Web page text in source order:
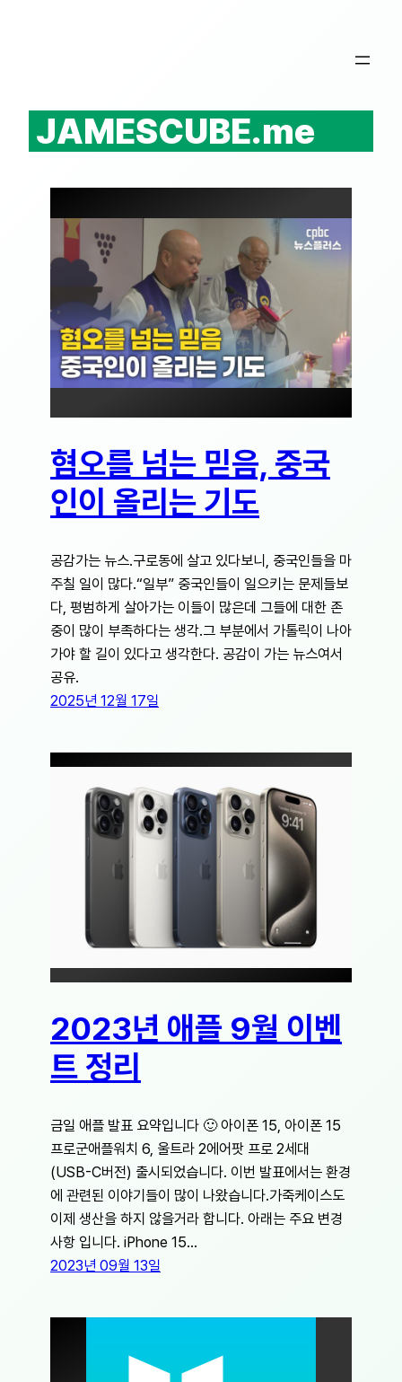
JAMESCUBE.me
혐오를 넘는 믿음, 중국
인이 올리는 기도
공감가는 뉴스.구로동에 살고 있다보니, 중국인들을 마
주칠 일이 많다.“일부” 중국인들이 일으키는 문제들보
다, 평범하게 살아가는 이들이 많은데 그들에 대한 존
중이 많이 부족하다는 생각.그 부분에서 가톨릭이 나아
가야 할 길이 있다고 생각한다. 공감이 가는 뉴스여서
공유.
2025년 12월 17일
2023년 애플 9월 이벤
트 정리
금일 애플 발표 요약입니다 🙂 아이폰 15, 아이폰 15
프로군애플워치 6, 울트라 2에어팟 프로 2세대
(USB-C버전) 출시되었습니다. 이번 발표에서는 환경
에 관련된 이야기들이 많이 나왔습니다.가죽케이스도
이제 생산을 하지 않을거라 합니다. 아래는 주요 변경
사항 입니다. iPhone 15…
2023년 09월 13일